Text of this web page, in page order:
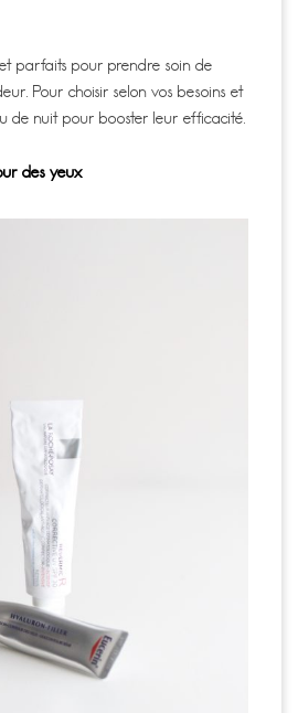
parfaits pour prendre soin de
Pour choisir selon vos besoins et
de nuit pour booster leur efficacité.
des yeux